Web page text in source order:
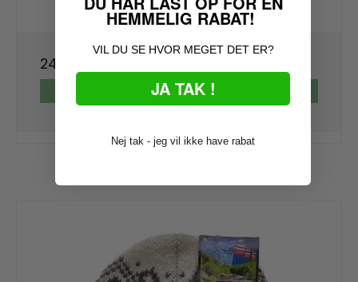
PB4205F-A227
249,00 DKK
VIS PRODUKT
HEMMELIG RABAT!
VIL DU SE HVOR MEGET DET ER?
JA TAK !
Nej tak - jeg vil ikke have rabat